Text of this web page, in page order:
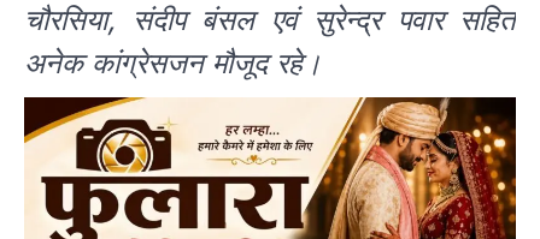
चौरसिया, संदीप बंसल एवं सुरेन्द्र पवार सहित
अनेक कांग्रेसजन मौजूद रहे।